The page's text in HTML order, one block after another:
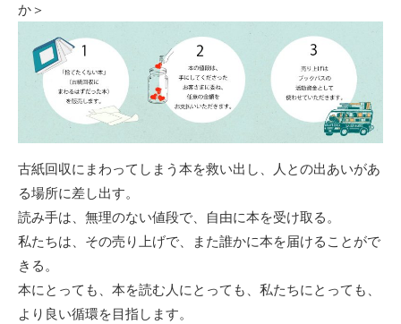
か＞
古紙回収にまわってしまう本を救い出し、人との出あいがあ
る場所に差し出す。
読み手は、無理のない値段で、自由に本を受け取る。
私たちは、その売り上げで、また誰かに本を届けることがで
きる。
本にとっても、本を読む人にとっても、私たちにとっても、
より良い循環を目指します。